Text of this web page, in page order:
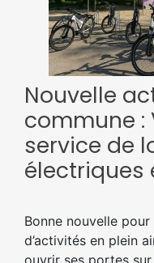
Nouvelle
commune :
service de
électriques
Bonne nouvelle
d’activités en plein